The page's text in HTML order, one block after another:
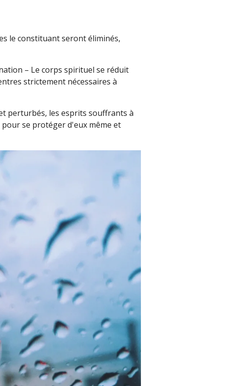
le constituant seront éliminés,
– Le corps spirituel se réduit
strictement nécessaires à
perturbés, les esprits souffrants à
se protéger d'eux même et